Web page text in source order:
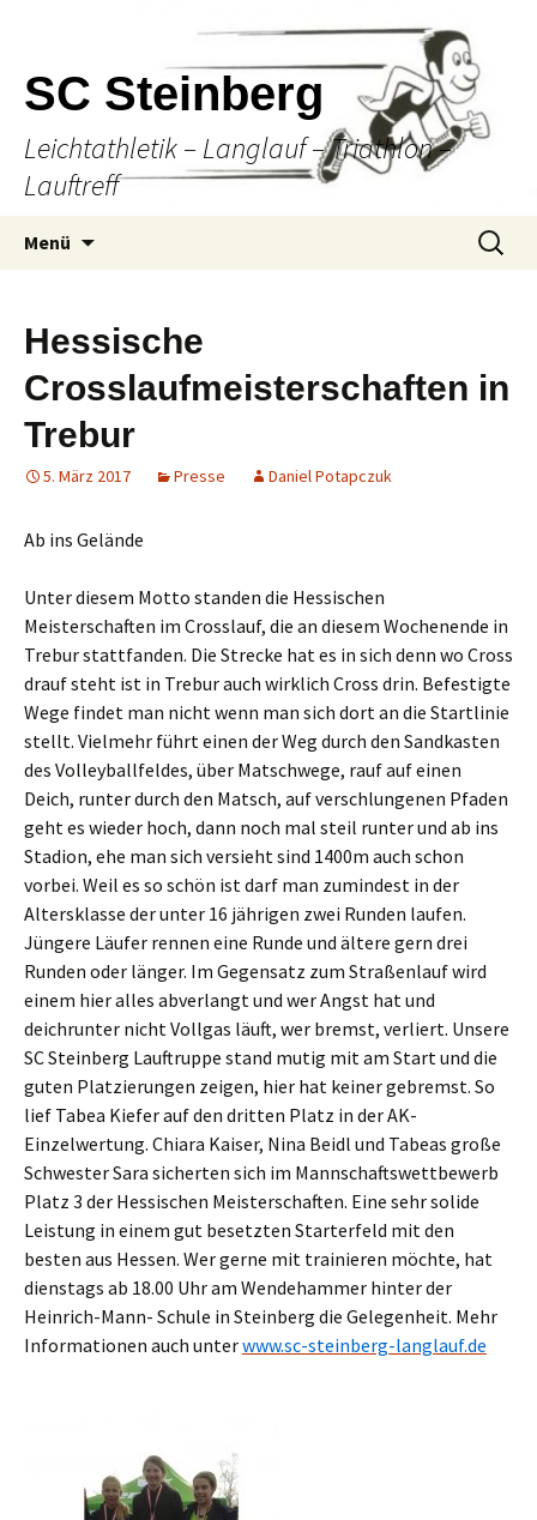
SC Steinberg
Leichtathletik – Langlauf – Triathlon –
Lauftreff
Menü
Suche
nach:
Hessische
Crosslaufmeisterschaften in
Trebur
5. März 2017 Presse Daniel Potapczuk
Ab ins Gelände
Unter diesem Motto standen die Hessischen
Meisterschaften im Crosslauf, die an diesem Wochenende in
Trebur stattfanden. Die Strecke hat es in sich denn wo Cross
drauf steht ist in Trebur auch wirklich Cross drin. Befestigte
Wege findet man nicht wenn man sich dort an die Startlinie
stellt. Vielmehr führt einen der Weg durch den Sandkasten
des Volleyballfeldes, über Matschwege, rauf auf einen
Deich, runter durch den Matsch, auf verschlungenen Pfaden
geht es wieder hoch, dann noch mal steil runter und ab ins
Stadion, ehe man sich versieht sind 1400m auch schon
vorbei. Weil es so schön ist darf man zumindest in der
Altersklasse der unter 16 jährigen zwei Runden laufen.
Jüngere Läufer rennen eine Runde und ältere gern drei
Runden oder länger. Im Gegensatz zum Straßenlauf wird
einem hier alles abverlangt und wer Angst hat und
deichrunter nicht Vollgas läuft, wer bremst, verliert. Unsere
SC Steinberg Lauftruppe stand mutig mit am Start und die
guten Platzierungen zeigen, hier hat keiner gebremst. So
lief Tabea Kiefer auf den dritten Platz in der AK-
Einzelwertung. Chiara Kaiser, Nina Beidl und Tabeas große
Schwester Sara sicherten sich im Mannschaftswettbewerb
Platz 3 der Hessischen Meisterschaften. Eine sehr solide
Leistung in einem gut besetzten Starterfeld mit den
besten aus Hessen. Wer gerne mit trainieren möchte, hat
dienstags ab 18.00 Uhr am Wendehammer hinter der
Heinrich-Mann- Schule in Steinberg die Gelegenheit. Mehr
Informationen auch unterwww.sc-steinberg-langlauf.de